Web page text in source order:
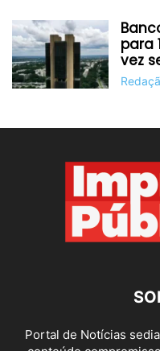
para
vez
Portal de Notícias